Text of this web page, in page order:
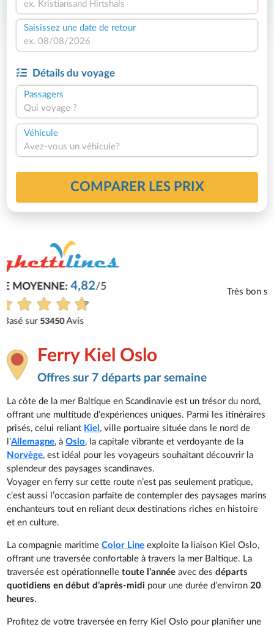
Saisissez une date de retour
Détails du voyage
Passagers
Qui voyage ?
Véhicule
Avez-vous un véhicule?
COMPARER LES PRIX
Très bon service, tout s'est bien passé.
Ferry Kiel Oslo
Offres sur 7 départs par semaine
La côte de la mer Baltique en Scandinavie est un trésor du nord,
offrant une multitude d’expériences uniques. Parmi les itinéraires
prisés, celui reliant Kiel , ville portuaire située dans le nord de
l’Allemagne, àOslo, la capitale vibrante et verdoyante de la
Norvège, est idéal pour les voyageurs souhaitant découvrir la
splendeur des paysages scandinaves.
Voyager en ferry sur cette route n’est pas seulement pratique,
c’est aussi l’occasion parfaite de contempler des paysages marins
enchanteurs tout en reliant deux destinations riches en histoire
et en culture.
La compagnie maritimeColor Line exploite la liaison Kiel Oslo,
offrant une traversée confortable à travers la mer Baltique. La
traversée est opérationnelletoute l’annéeavec desdéparts
quotidiens en début d’après-midi pour une durée d’environ 20
heures.
Profitez de votre traversée en ferry Kiel Oslo pour planifier une